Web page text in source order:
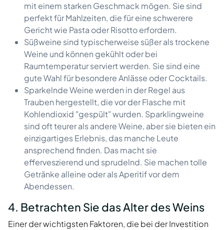
mit einem starken Geschmack mögen. Sie sind
perfekt für Mahlzeiten, die für eine schwerere
Gericht wie Pasta oder Risotto erfordern.
Süßweine sind typischerweise süßer als trockene
Weine und können gekühlt oder bei
Raumtemperatur serviert werden. Sie sind eine
gute Wahl für besondere Anlässe oder Cocktails.
Sparkelnde Weine werden in der Regel aus
Trauben hergestellt, die vor der Flasche mit
Kohlendioxid "gespült" wurden. Sparklingweine
sind oft teurer als andere Weine, aber sie bieten ein
einzigartiges Erlebnis, das manche Leute
ansprechend finden. Das macht sie
efferveszierend und sprudelnd. Sie machen tolle
Getränke alleine oder als Aperitif vor dem
Abendessen.
4. Betrachten Sie das Alter des Weins
Einer der wichtigsten Faktoren, die bei der Investition